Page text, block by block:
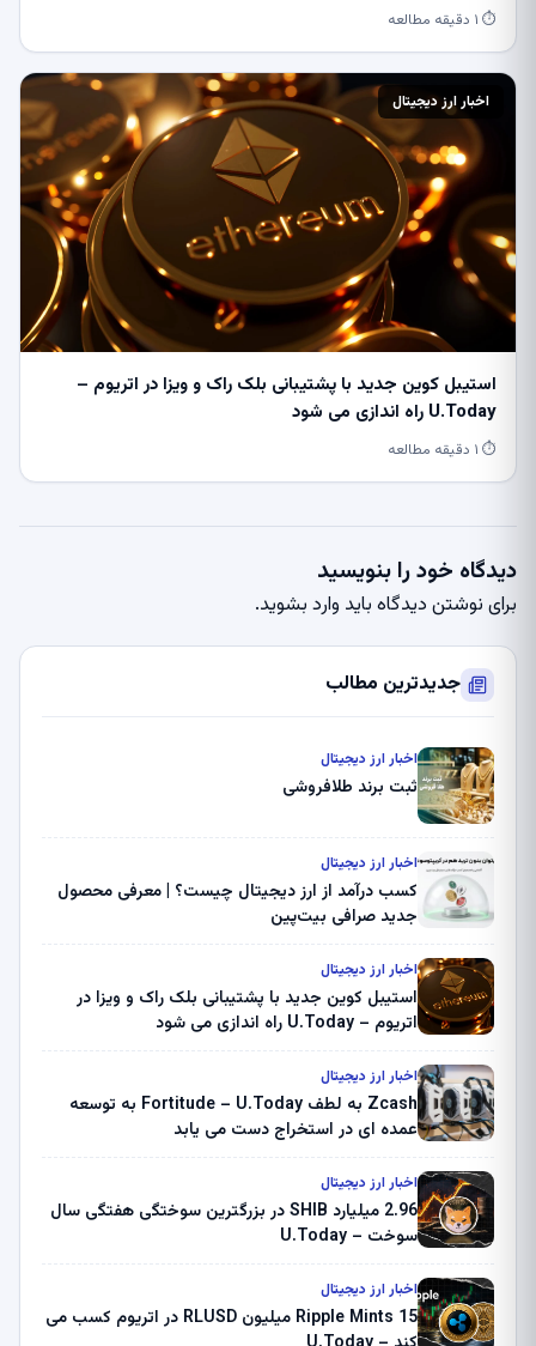
⏱ ۱ دقیقه مطالعه
اخبار ارز دیجیتال
استیبل کوین جدید با پشتیبانی بلک راک و ویزا در اتریوم –
U.Today راه اندازی می شود
⏱ ۱ دقیقه مطالعه
دیدگاه خود را بنویسید
برای نوشتن دیدگاه باید وارد بشوید.
جدیدترین مطالب
اخبار ارز دیجیتال
ثبت برند طلافروشی
اخبار ارز دیجیتال
کسب درآمد از ارز دیجیتال چیست؟ | معرفی محصول
جدید صرافی بیت‌پین
اخبار ارز دیجیتال
استیبل کوین جدید با پشتیبانی بلک راک و ویزا در
اتریوم – U.Today راه اندازی می شود
اخبار ارز دیجیتال
Zcash به لطف Fortitude – U.Today به توسعه
عمده ای در استخراج دست می یابد
اخبار ارز دیجیتال
2.96 میلیارد SHIB در بزرگترین سوختگی هفتگی سال
سوخت – U.Today
اخبار ارز دیجیتال
Ripple Mints 15 میلیون RLUSD در اتریوم کسب می